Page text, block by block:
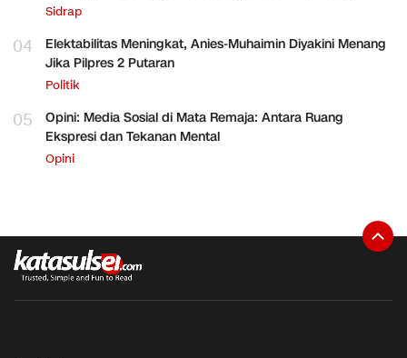
Sidrap
04
Elektabilitas Meningkat, Anies-Muhaimin Diyakini Menang
Jika Pilpres 2 Putaran
Politik
05
Opini: Media Sosial di Mata Remaja: Antara Ruang
Ekspresi dan Tekanan Mental
Opini